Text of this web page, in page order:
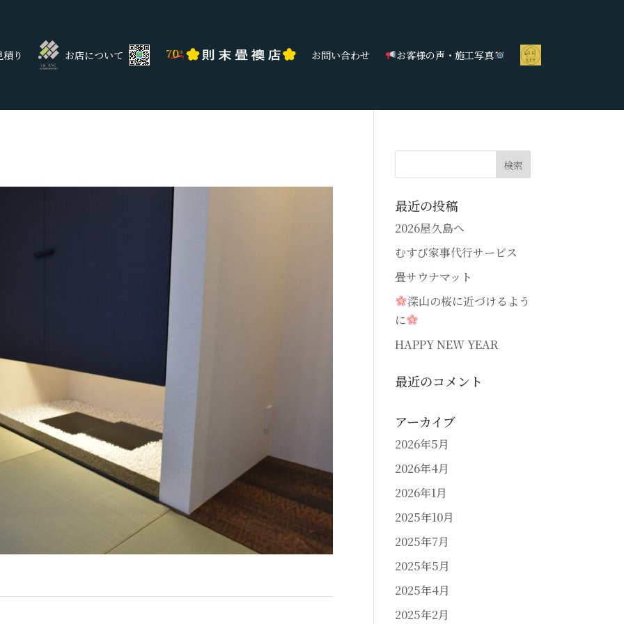
り お店について お問い合わせ お客様の声・施工写真
最近の投稿
2026屋久島へ
むすび家事代行サービス
畳サウナマット
深山の桜に近づけるよう
に
HAPPY NEW YEAR
最近のコメント
アーカイブ
2026年5月
2026年4月
2026年1月
2025年10月
2025年7月
2025年5月
2025年4月
2025年2月